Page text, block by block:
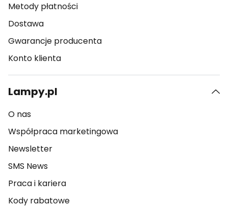
Metody płatności
Dostawa
Gwarancje producenta
Konto klienta
Lampy.pl
O nas
Współpraca marketingowa
Newsletter
SMS News
Praca i kariera
Kody rabatowe